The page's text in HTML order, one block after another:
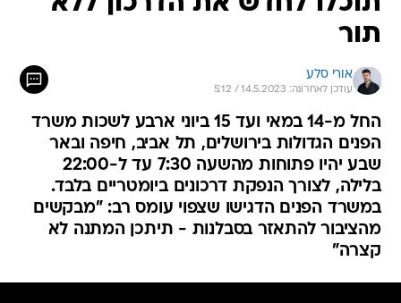
תור
אורי סלע
עודכן לאחרונה: 14.5.2023 / 5:12
החל מ-14 במאי ועד 15 ביוני ארבע לשכות משרד
הפנים הגדולות בירושלים, תל אביב, חיפה ובאר
שבע יהיו פתוחות מהשעה 7:30 עד ל-22:00
בלילה, לצורך הנפקת דרכונים ביומטריים בלבד.
במשרד הפנים הדגישו שצפוי עומס רב: "מבקשים
מהציבור להתאזר בסבלנות - תיתכן המתנה לא
קצרה"